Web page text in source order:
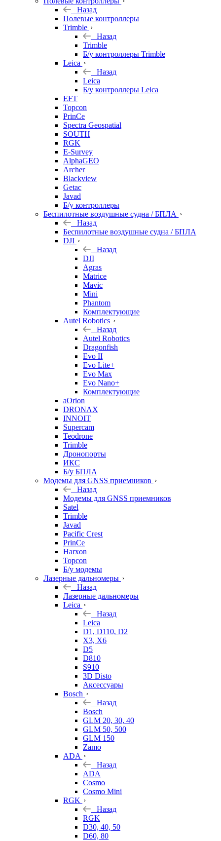
Назад
Полевые контроллеры
Trimble
Назад
Trimble
Б/у контроллеры Trimble
Leica
Назад
Leica
Б/у контроллеры Leica
EFT
Topcon
PrinCe
Spectra Geospatial
SOUTH
RGK
E-Survey
AlphaGEO
Archer
Blackview
Getac
Javad
Б/у контроллеры
Беспилотные воздушные судна / БПЛА
Назад
Беспилотные воздушные судна / БПЛА
DJI
Назад
DJI
Agras
Matrice
Mavic
Mini
Phantom
Комплектующие
Autel Robotics
Назад
Autel Robotics
Dragonfish
Evo II
Evo Lite+
Evo Max
Evo Nano+
Комплектующие
aOrion
DRONAX
INNOIT
Supercam
Teodrone
Trimble
Дронопорты
ИКС
Б/у БПЛА
Модемы для GNSS приемников
Назад
Модемы для GNSS приемников
Satel
Trimble
Javad
Pacific Crest
PrinCe
Harxon
Topcon
Б/у модемы
Лазерные дальномеры
Назад
Лазерные дальномеры
Leica
Назад
Leica
D1, D110, D2
X3, X6
D5
D810
S910
3D Disto
Аксессуары
Bosch
Назад
Bosch
GLM 20, 30, 40
GLM 50, 500
GLM 150
Zamo
ADA
Назад
ADA
Cosmo
Cosmo Mini
RGK
Назад
RGK
D30, 40, 50
D60, 80